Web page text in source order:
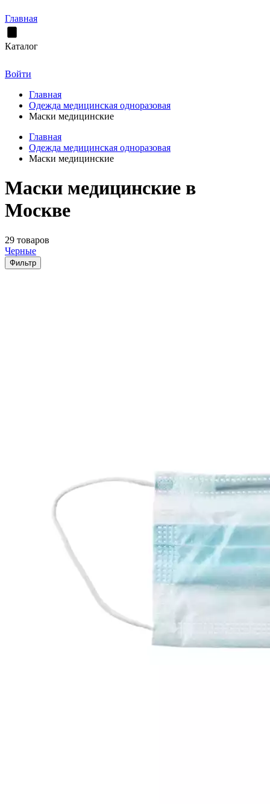
Главная
Каталог
Войти
Главная
Одежда медицинская одноразовая
Маски медицинские
Главная
Одежда медицинская одноразовая
Маски медицинские
Маски медицинские в
Москве
29 товаров
Черные
Фильтр